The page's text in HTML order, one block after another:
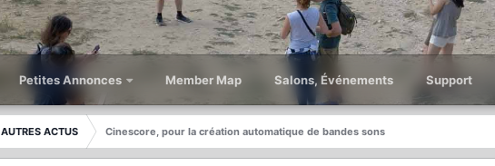
Petites Annonces Member Map Salons, Événements Support
AUTRES ACTUS Cinescore, pour la création automatique de bandes sons